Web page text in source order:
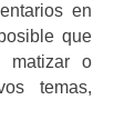
en
que
matizar o
temas,